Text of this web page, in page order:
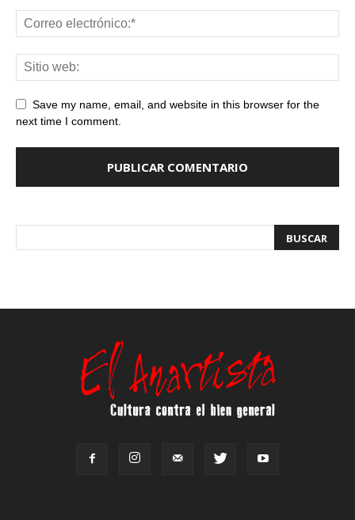
Save my name, email, and website in this browser for the
next time I comment.